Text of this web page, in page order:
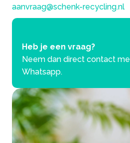
aanvraag@schenk-recycling.nl
Heb je een vraag?
Neem dan direct contact
Whatsapp.